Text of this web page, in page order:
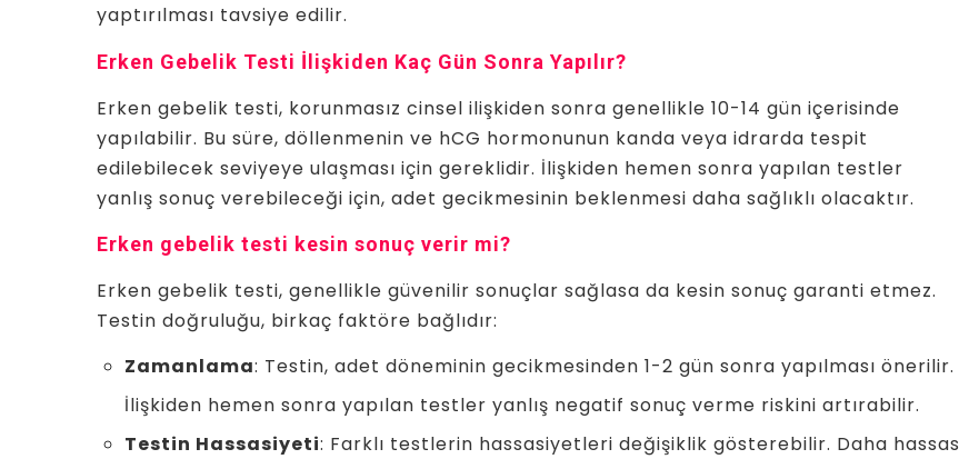
yaptırılması tavsiye edilir.
Erken Gebelik Testi İlişkiden Kaç Gün Sonra Yapılır?
Erken gebelik testi, korunmasız cinsel ilişkiden sonra genellikle 10-14 gün içerisinde
yapılabilir. Bu süre, döllenmenin ve hCG hormonunun kanda veya idrarda tespit
edilebilecek seviyeye ulaşması için gereklidir. İlişkiden hemen sonra yapılan testler
yanlış sonuç verebileceği için, adet gecikmesinin beklenmesi daha sağlıklı olacaktır.
Erken gebelik testi kesin sonuç verir mi?
Erken gebelik testi, genellikle güvenilir sonuçlar sağlasa da kesin sonuç garanti etmez.
Testin doğruluğu, birkaç faktöre bağlıdır:
Zamanlama: Testin, adet döneminin gecikmesinden 1-2 gün sonra yapılması önerilir.
İlişkiden hemen sonra yapılan testler yanlış negatif sonuç verme riskini artırabilir.
Testin Hassasiyeti: Farklı testlerin hassasiyetleri değişiklik gösterebilir. Daha hassas